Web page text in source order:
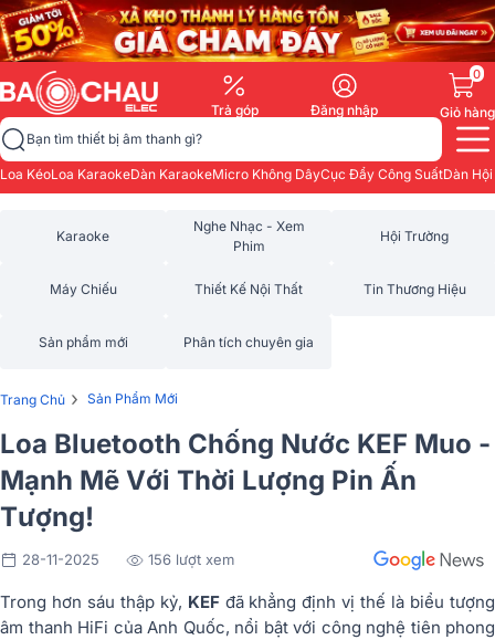
Trả góp Đăng nhập
0
Giỏ hàng
Bạn tìm thiết bị âm thanh gì?
Loa KéoLoa KaraokeDàn KaraokeMicro Không DâyCục Đẩy Công SuấtDàn
Karaoke
Nghe Nhạc - Xem
Phim
Hội Trường
Máy Chiếu Thiết Kế Nội Thất Tin Thương Hiệu
Sản phẩm mới Phân tích chuyên gia
Trang Chủ › Sản Phẩm Mới
Loa Bluetooth Chống Nước KEF Muo -
Mạnh Mẽ Với Thời Lượng Pin Ấn
Tượng!
28-11-2025 156 lượt xem
Trong hơn sáu thập kỷ, KEFđã khẳng định vị thế là biểu tượng
âm thanh HiFi của Anh Quốc, nổi bật với công nghệ tiên phong